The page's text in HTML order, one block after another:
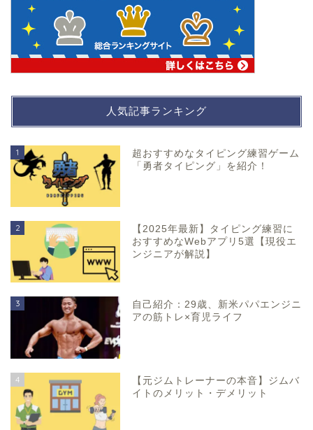
人気記事ランキング
1
超おすすめなタイピング練習ゲーム
「勇者タイピング」を紹介！
2
【2025年最新】タイピング練習に
おすすめなWebアプリ5選【現役エ
ンジニアが解説】
3
自己紹介：29歳、新米パパエンジニ
アの筋トレ×育児ライフ
4
【元ジムトレーナーの本音】ジムバ
イトのメリット・デメリット